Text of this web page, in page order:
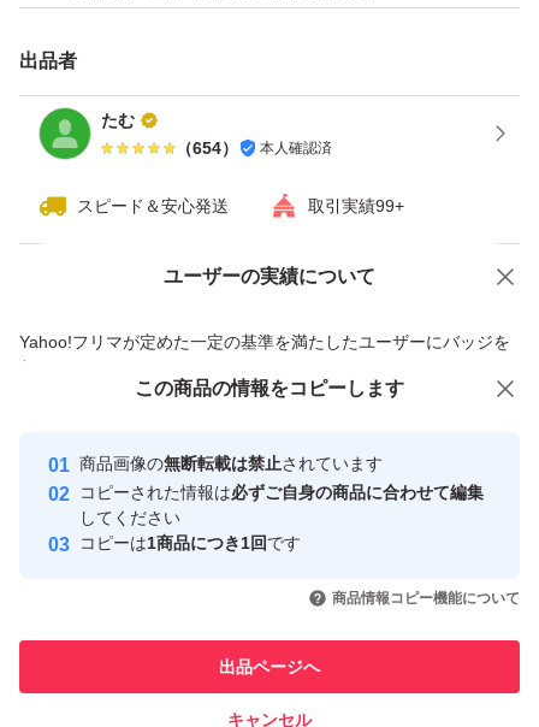
出品者
たむ
（654） 本人確認済
スピード＆安心発送 取引実績99+
ユーザーの実績について
Yahoo!フリマが定めた一定の基準を満たしたユーザーにバッジを
付与しています
安心取引出品者
心・安全なユーザーです
取引実績
引を完了させた実績があります
での取引実績があります
価格の相談 商品への質問
この商品の情報をコピーします
商品画像の無断転載は禁止されています
コピーされた情報は必ずご自身の商品に合わせて編集
してください
コピーは1商品につき1回です
商品情報コピー機能について
出品ページへ
キャンセル
この商品をみている人にオススメ